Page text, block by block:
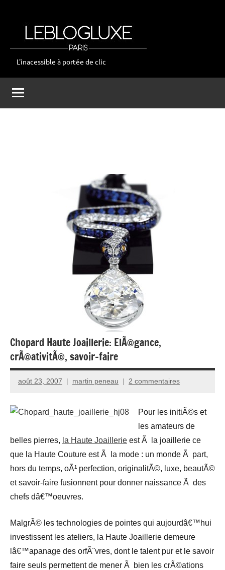
leblogluxe
L'inacessible à portée de clic
Chopard Haute Joaillerie: ElÃ©gance,
crÃ©ativitÃ©, savoir-faire
août 23, 2007 martin peneau 2 commentaires
Pour les initiÃ©s et
les amateurs de
belles pierres, la Haute Joaillerie est Ã la joaillerie ce
que la Haute Couture est Ã la mode : un monde Ã part,
hors du temps, oÃ¹ perfection, originalitÃ©, luxe, beautÃ©
et savoir-faire fusionnent pour donner naissance Ã des
chefs dâ€™oeuvres.
MalgrÃ© les technologies de pointes qui aujourdâ€™hui
investissent les ateliers, la Haute Joaillerie demeure
lâ€™apanage des orfÃ¨vres, dont le talent pur et le savoir
faire seuls permettent de mener Ã bien les crÃ©ations